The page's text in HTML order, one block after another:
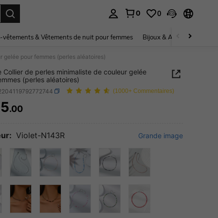
0 0
vêtements & Vêtements de nuit pour femmes Bijoux & Accessoires pour
gelée pour femmes (perles aléatoires)
Collier de perles minimaliste de couleur gelée
(perles aléatoires)
(1000+ Commentaires)
AND AVAILABILITY
.00
Violet-N143R Grande image